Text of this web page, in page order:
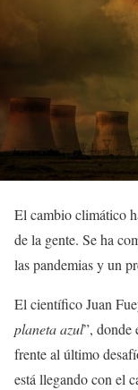
El cambio climático
de la gente. Se ha
las pandemias y un
El científico Juan
planeta azul”, donde
frente al último
está llegando con el